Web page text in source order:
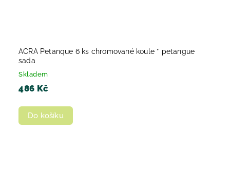
ACRA Petanque 6 ks chromované koule * petangue
sada
Skladem
486 Kč
Do košíku